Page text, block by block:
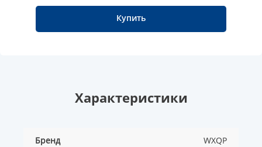
Купить
Характеристики
Бренд WXQP